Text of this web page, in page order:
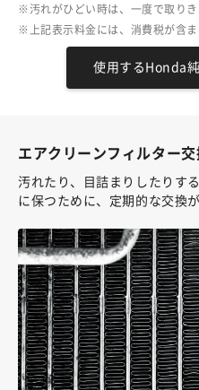
汚れがひどい時は、一度で取り
上記表示料金には、消費税が含ま
使用するHonda
エアクリーンフィルター交
汚れたり、目詰まりしたりす
に保つために、定期的な交換